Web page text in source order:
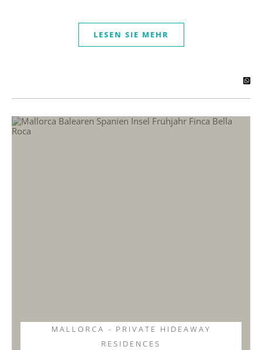
LESEN SIE MEHR
MALLORCA - PRIVATE HIDEAWAY
RESIDENCES